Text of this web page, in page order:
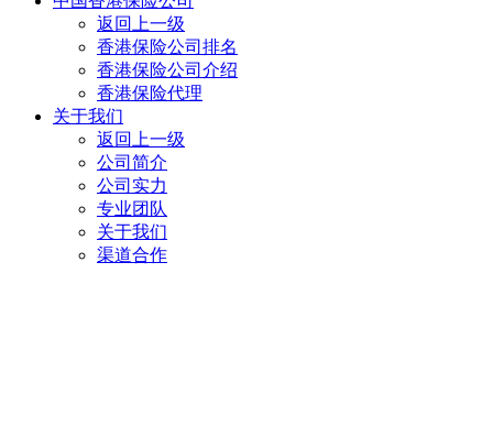
返回上一级
香港保险公司排名
香港保险公司介绍
香港保险代理
关于我们
返回上一级
公司简介
公司实力
专业团队
关于我们
渠道合作